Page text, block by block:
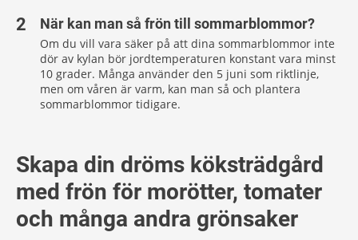
När kan man så frön till sommarblommor?
Om du vill vara säker på att dina sommarblommor inte
dör av kylan bör jordtemperaturen konstant vara minst
10 grader. Många använder den 5 juni som riktlinje,
men om våren är varm, kan man så och plantera
sommarblommor tidigare.
Skapa din dröms köksträdgård
med frön för morötter, tomater
och många andra grönsaker